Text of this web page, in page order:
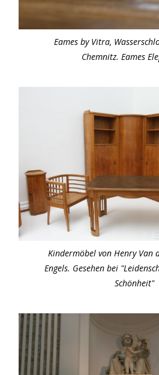
Eames by Vitra,
Chemnitz. Eames
Kindermöbel von Henry Van
Engels. Gesehen bei
Schönheit"